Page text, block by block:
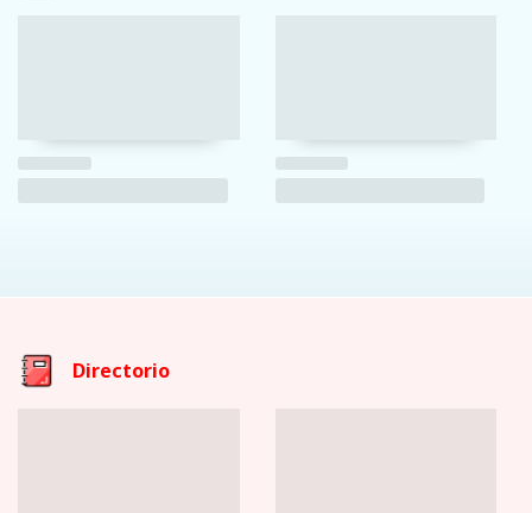
Directorio